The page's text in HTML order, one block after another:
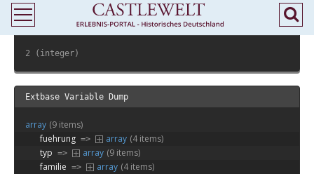
Extbase Variable Dump
2 (integer)
Extbase Variable Dump
array (9 items)
fuehrung => array (4 items)
typ => array (9 items)
familie => array (4 items)